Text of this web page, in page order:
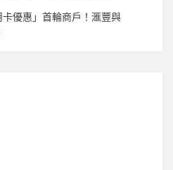
優惠」首輪商戶！滙豐與